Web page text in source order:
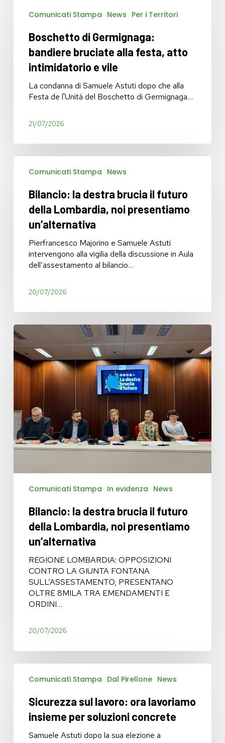
bandiere
bruciate
festa,
intimidatorio
Comunicati Stampa News Per i Territori
Boschetto di Germignaga:
bandiere bruciate alla festa, atto
intimidatorio e vile
La condanna di Samuele Astuti dopo che alla
Festa de l'Unità del Boschetto di Germignaga…
21/07/2026
brucia
futuro
Lombardia,
presentiamo
Comunicati Stampa News
Bilancio: la destra brucia il futuro
della Lombardia, noi presentiamo
un’alternativa
Pierfrancesco Majorino e Samuele Astuti
intervengono alla vigilia della discussione in Aula
dell’assestamento al bilancio…
20/07/2026
Bilancio:
la
destra
brucia
futuro
Lombardia,
noi
presentiamo
un’alternativa
Comunicati Stampa In evidenza News
Bilancio: la destra brucia il futuro
della Lombardia, noi presentiamo
un’alternativa
REGIONE LOMBARDIA: OPPOSIZIONI
CONTRO LA GIUNTA FONTANA
SULL’ASSESTAMENTO, PRESENTANO
OLTRE 8MILA TRA EMENDAMENTI E
ORDINI…
20/07/2026
lavoriamo
insieme
Comunicati Stampa Dal Pirellone News
Sicurezza sul lavoro: ora lavoriamo
insieme per soluzioni concrete
Samuele Astuti dopo la sua elezione a